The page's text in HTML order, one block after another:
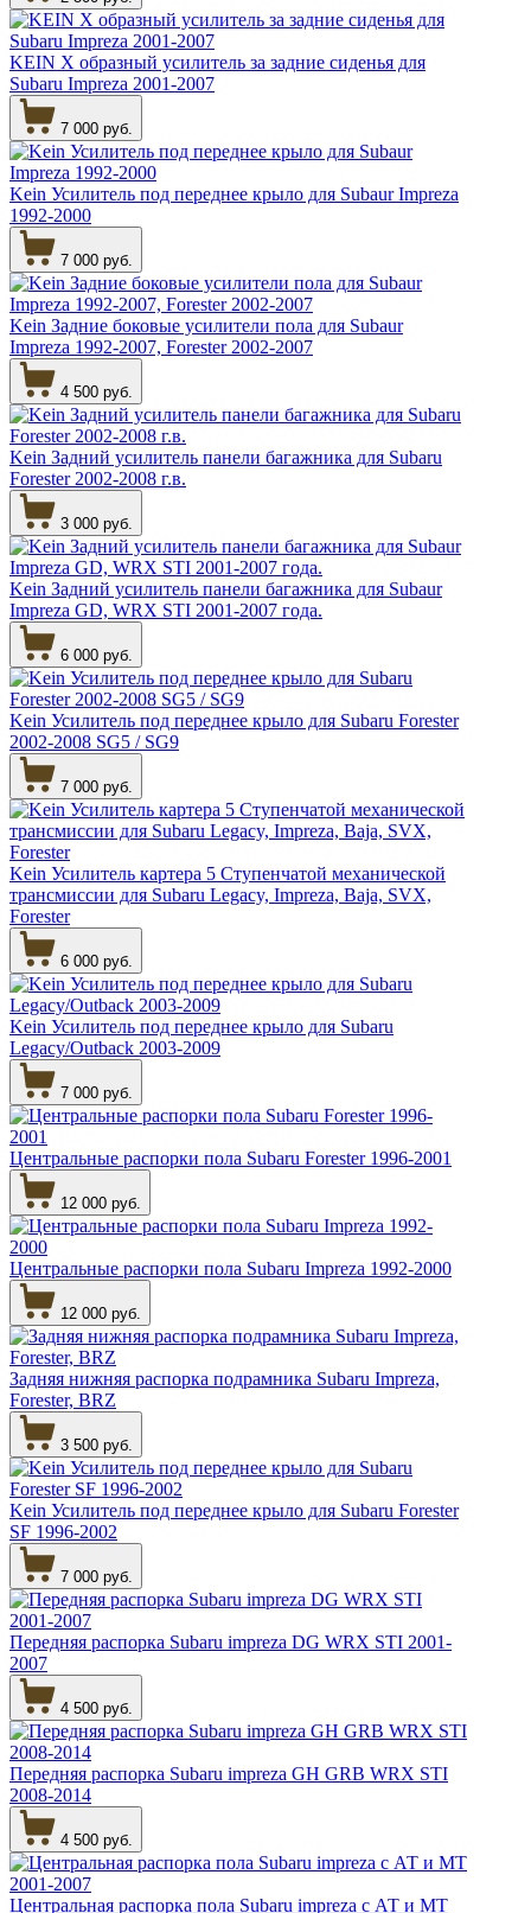
KEIN Х образный усилитель за задние сиденья для
Subaru Impreza 2001-2007
7 000 руб.
Kein Усилитель под переднее крыло для Subaur Impreza
1992-2000
7 000 руб.
Kein Задние боковые усилители пола для Subaur
Impreza 1992-2007, Forester 2002-2007
4 500 руб.
Kein Задний усилитель панели багажника для Subaru
Forester 2002-2008 г.в.
3 000 руб.
Kein Задний усилитель панели багажника для Subaur
Impreza GD, WRX STI 2001-2007 года.
6 000 руб.
Kein Усилитель под переднее крыло для Subaru Forester
2002-2008 SG5 / SG9
7 000 руб.
Kein Усилитель картера 5 Ступенчатой механической
трансмиссии для Subaru Legacy, Impreza, Baja, SVX,
Forester
6 000 руб.
Kein Усилитель под переднее крыло для Subaru
Legacy/Outback 2003-2009
7 000 руб.
Центральные распорки пола Subaru Forester 1996-2001
12 000 руб.
Центральные распорки пола Subaru Impreza 1992-2000
12 000 руб.
Задняя нижняя распорка подрамника Subaru Impreza,
Forester, BRZ
3 500 руб.
Kein Усилитель под переднее крыло для Subaru Forester
SF 1996-2002
7 000 руб.
Передняя распорка Subaru impreza DG WRX STI 2001-
2007
4 500 руб.
Передняя распорка Subaru impreza GH GRB WRX STI
2008-2014
4 500 руб.
Центральная распорка пола Subaru impreza с АТ и МТ